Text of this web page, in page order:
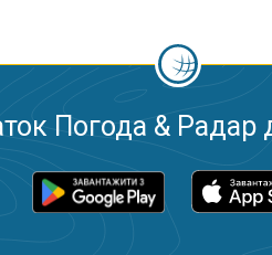
Погода & Радар